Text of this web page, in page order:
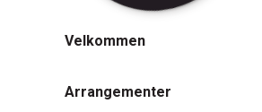
Velkommen
Arrangementer